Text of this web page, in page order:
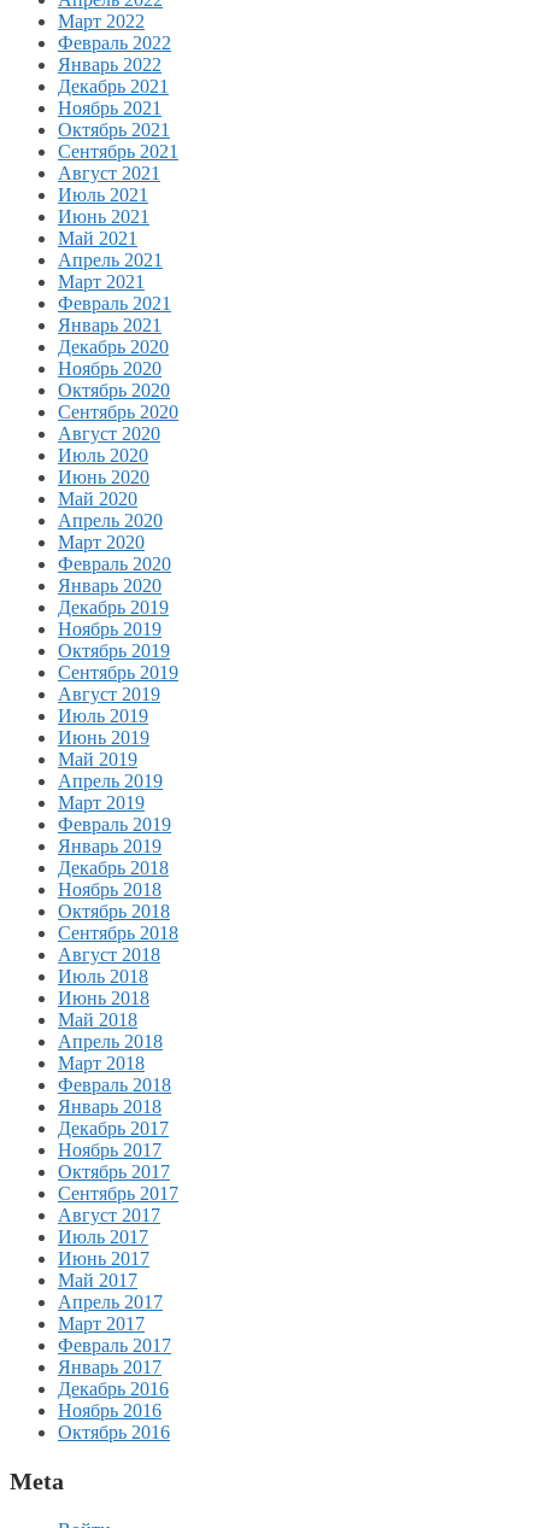
Март 2022
Февраль 2022
Январь 2022
Декабрь 2021
Ноябрь 2021
Октябрь 2021
Сентябрь 2021
Август 2021
Июль 2021
Июнь 2021
Май 2021
Апрель 2021
Март 2021
Февраль 2021
Январь 2021
Декабрь 2020
Ноябрь 2020
Октябрь 2020
Сентябрь 2020
Август 2020
Июль 2020
Июнь 2020
Май 2020
Апрель 2020
Март 2020
Февраль 2020
Январь 2020
Декабрь 2019
Ноябрь 2019
Октябрь 2019
Сентябрь 2019
Август 2019
Июль 2019
Июнь 2019
Май 2019
Апрель 2019
Март 2019
Февраль 2019
Январь 2019
Декабрь 2018
Ноябрь 2018
Октябрь 2018
Сентябрь 2018
Август 2018
Июль 2018
Июнь 2018
Май 2018
Апрель 2018
Март 2018
Февраль 2018
Январь 2018
Декабрь 2017
Ноябрь 2017
Октябрь 2017
Сентябрь 2017
Август 2017
Июль 2017
Июнь 2017
Май 2017
Апрель 2017
Март 2017
Февраль 2017
Январь 2017
Декабрь 2016
Ноябрь 2016
Октябрь 2016
Meta